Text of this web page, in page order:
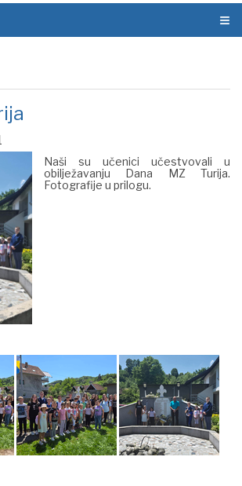
≡
Naši su učenici učestvovali u
obilježavanju Dana MZ Turija.
Fotografije u prilogu.